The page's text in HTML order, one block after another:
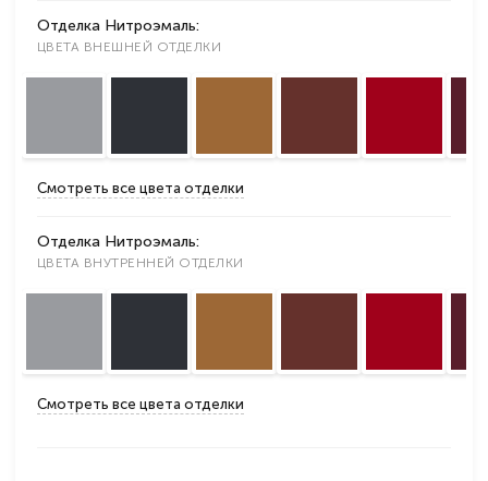
Отделка Нитроэмаль:
ЦВЕТА ВНЕШНЕЙ ОТДЕЛКИ
Смотреть все цвета отделки
Отделка Нитроэмаль:
ЦВЕТА ВНУТРЕННЕЙ ОТДЕЛКИ
Смотреть все цвета отделки